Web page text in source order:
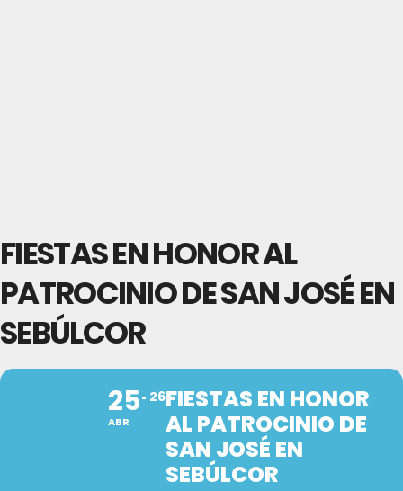
FIESTAS EN HONOR AL
PATROCINIO DE SAN JOSÉ EN
SEBÚLCOR
25
ABR
26FIESTAS EN HONOR
AL PATROCINIO DE
SAN JOSÉ EN
SEBÚLCOR